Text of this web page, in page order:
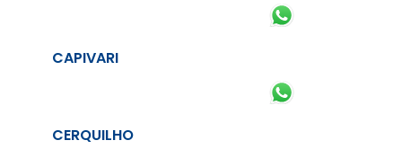
CAPIVARI
CERQUILHO